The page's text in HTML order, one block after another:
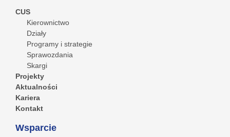
CUS
Kierownictwo
Działy
Programy i strategie
Sprawozdania
Skargi
Projekty
Aktualności
Kariera
Kontakt
Wsparcie